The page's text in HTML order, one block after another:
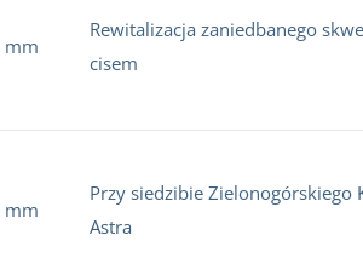
mm
Rewitalizacja zaniedbanego
cisem
mm
Przy siedzibie Zielonogórskiego
Astra